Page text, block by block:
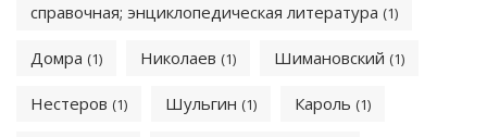
справочная; энциклопедическая литература (1)
Домра (1) Николаев (1) Шимановский (1)
Нестеров (1) Шульгин (1) Кароль (1)